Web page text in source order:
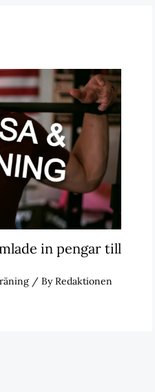
in pengar till
/ ByRedaktionen